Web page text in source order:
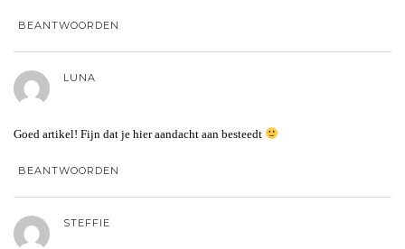
BEANTWOORDEN
LUNA
Goed artikel! Fijn dat je hier aandacht aan besteedt
BEANTWOORDEN
STEFFIE